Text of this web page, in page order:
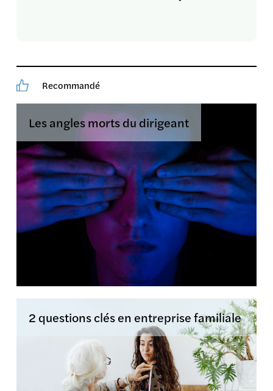
Recommandé
Les angles morts du dirigeant
2 questions clés en entreprise familiale